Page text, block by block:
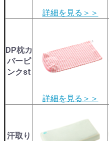
詳細を見る＞＞
DP枕カ
バーピ
ンクst
詳細を見る＞＞
汗取り